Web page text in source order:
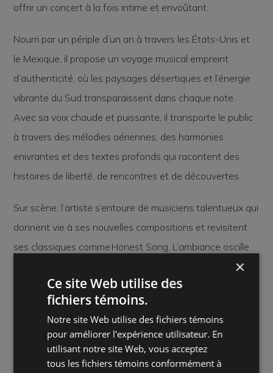
offrir un concert à la fois intime et envoûtant.
Nourri par un périple d’un an à travers les États-Unis et
le Mexique, il propose un voyage musical empreint
d’authenticité, où les paysages désertiques et l’énergie
vibrante du Sud transparaissent dans chaque note.
Avec sa voix chaude et puissante, il transporte le public
à travers des mélodies aériennes, des harmonies
enivrantes et des textes profonds qui racontent des
histoires de liberté, de rencontres et de découvertes.
Sur scène, l’artiste s’entoure de musiciens talentueux qui
donnent vie à ses nouvelles compositions et revisitent
ses classiques comme Honest Song . L’ambiance oscille
entre moments introspectifs et envolées rythmiques,
créant une expérience immersive où chaque spectateur
est invité à embarquer dans ce road trip musical unique.
Marché des arts Desjardins - Salle Georges-Codling
×
Ce site Web utilise des
fichiers témoins.
Notre site Web utilise des fichiers témoins
pour améliorer l'expérience utilisateur. En
utilisant notre site Web, vous acceptez
tous les fichiers témoins conformément à